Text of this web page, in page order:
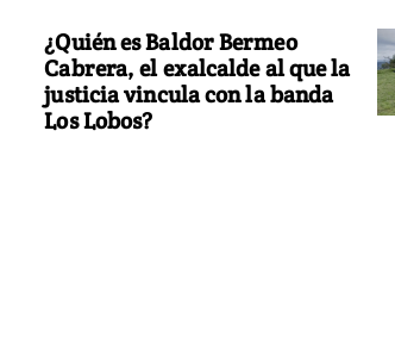
¿Quién es Baldor Bermeo
Cabrera, el exalcalde al que la
justicia vincula con la banda
Los Lobos?